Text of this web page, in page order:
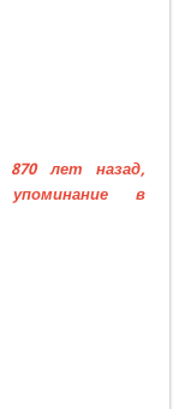
870 лет назад,
упоминание в